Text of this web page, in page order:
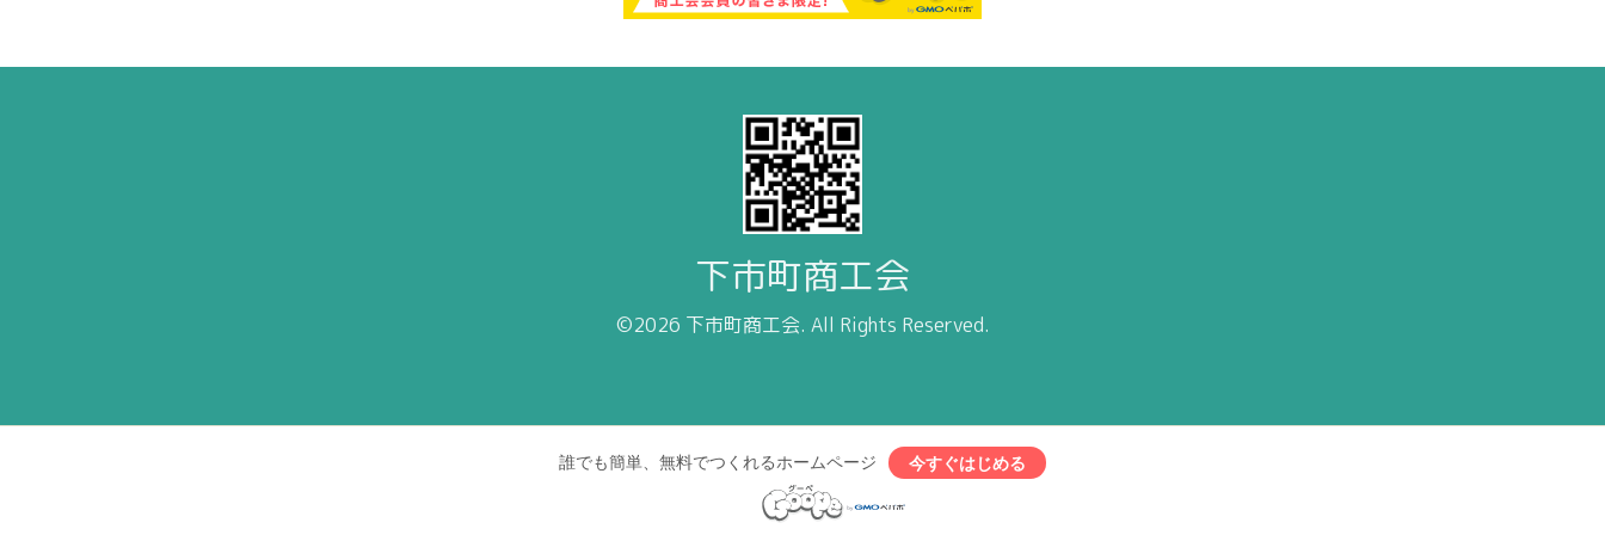
下市町商工会
©2026 下市町商工会. All Rights Reserved.
誰でも簡単、無料でつくれるホームページ 今すぐはじめる